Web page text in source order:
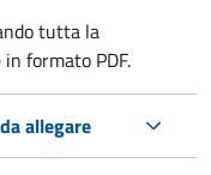
tutta la
formato PDF.
allegare